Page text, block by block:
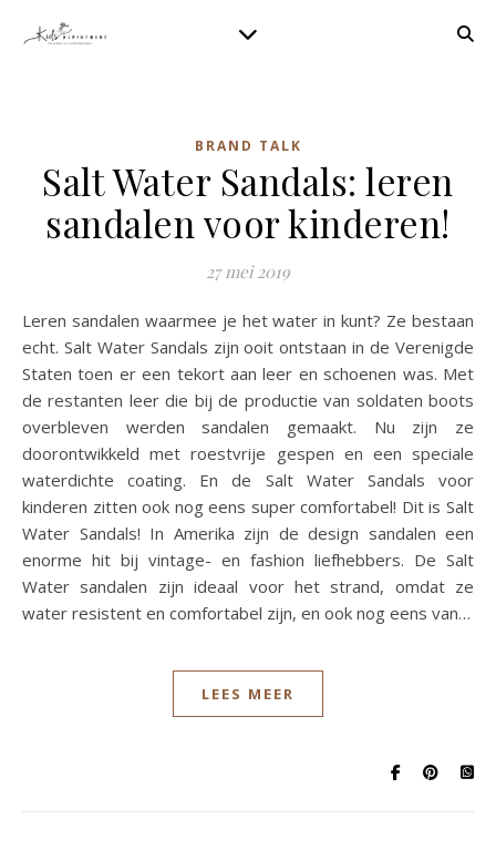
BRAND TALK
Salt Water Sandals: leren
sandalen voor kinderen!
27 mei 2019
Leren sandalen waarmee je het water in kunt? Ze bestaan
echt. Salt Water Sandals zijn ooit ontstaan in de Verenigde
Staten toen er een tekort aan leer en schoenen was. Met
de restanten leer die bij de productie van soldaten boots
overbleven werden sandalen gemaakt. Nu zijn ze
doorontwikkeld met roestvrije gespen en een speciale
waterdichte coating. En de Salt Water Sandals voor
kinderen zitten ook nog eens super comfortabel! Dit is Salt
Water Sandals! In Amerika zijn de design sandalen een
enorme hit bij vintage- en fashion liefhebbers. De Salt
Water sandalen zijn ideaal voor het strand, omdat ze
water resistent en comfortabel zijn, en ook nog eens van…
LEES MEER